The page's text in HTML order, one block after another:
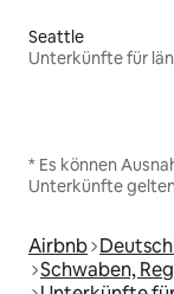
Seattle
* Es können
Unterkünfte
Airbnb
Schwaben,